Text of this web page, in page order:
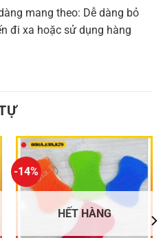
mang theo: Dễ dàng bỏ
đi xa hoặc sử dụng hàng
-14%
HẾT HÀNG